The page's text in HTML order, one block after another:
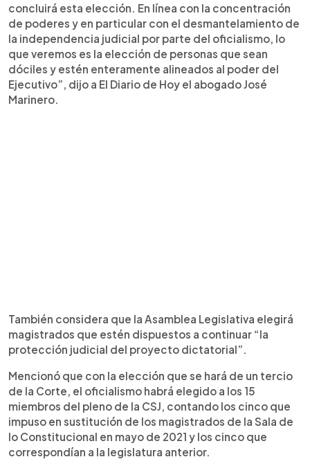
concluirá esta elección. En línea con la concentración
de poderes y en particular con el desmantelamiento de
la independencia judicial por parte del oficialismo, lo
que veremos es la elección de personas que sean
dóciles y estén enteramente alineados al poder del
Ejecutivo”, dijo a El Diario de Hoy el abogado José
Marinero.
También considera que la Asamblea Legislativa elegirá
magistrados que estén dispuestos a continuar “la
protección judicial del proyecto dictatorial”.
Mencionó que con la elección que se hará de un tercio
de la Corte, el oficialismo habrá elegido a los 15
miembros del pleno de la CSJ, contando los cinco que
impuso en sustitución de los magistrados de la Sala de
lo Constitucional en mayo de 2021 y los cinco que
correspondían a la legislatura anterior.